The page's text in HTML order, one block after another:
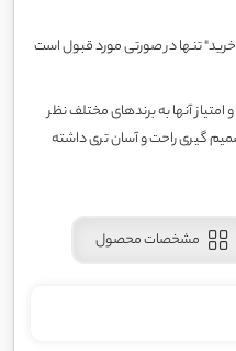
خرید" تنها در صورتی مورد قبول است
آنها به برندهای مختلف نظر
گیری راحت و آسان تری داشته
مشخصات محصول